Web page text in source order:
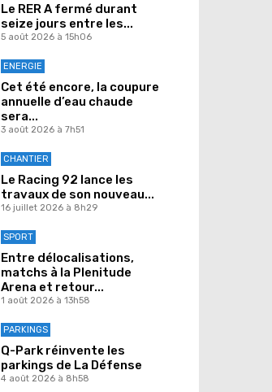
Le RER A fermé durant
seize jours entre les...
5 août 2026 à 15h06
ENERGIE
Cet été encore, la coupure
annuelle d’eau chaude
sera...
3 août 2026 à 7h51
CHANTIER
Le Racing 92 lance les
travaux de son nouveau...
16 juillet 2026 à 8h29
SPORT
Entre délocalisations,
matchs à la Plenitude
Arena et retour...
1 août 2026 à 13h58
PARKINGS
Q-Park réinvente les
parkings de La Défense
4 août 2026 à 8h58